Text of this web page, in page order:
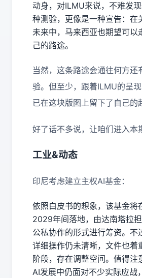
动身，对ILMU来说，不难发
种测验，更像是一种宣告：在
未来中，马来西亚也期望可以
己的路途。
当然，这条路途会通往何方还
验。但至少，跟着ILMU的呈
已在这块版图上留下了自己的
好了话不多说，让咱们进入本
工业&动态
印尼考虑建立主权AI基金：
依照白皮书的想象，该基金将
2029年间落地，由达南塔拉
公私协作的形式进行筹资。不
详细操作仍未清晰，文件也着
阶段，存在调整空间。值得注
AI发展中仍面对不少实际应战